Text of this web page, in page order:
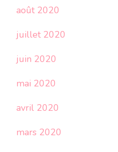
août 2020
juillet 2020
juin 2020
mai 2020
avril 2020
mars 2020